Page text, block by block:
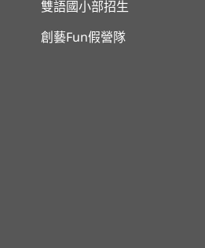
雙語國小部招生
創藝Fun假營隊